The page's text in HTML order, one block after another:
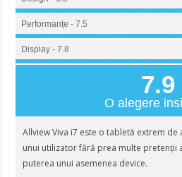
Performanțe - 7.5
Display - 7.8
7.9
O alegere
Allview Viva i7 este o tabletă extrem de
unui utilizator fără prea multe pretenții
puterea unui asemenea device.